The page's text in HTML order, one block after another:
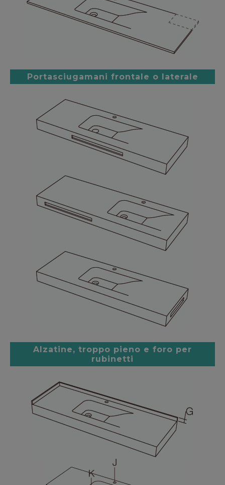
Portasciugamani frontale o laterale
Alzatine, troppo pieno e foro per
rubinetti